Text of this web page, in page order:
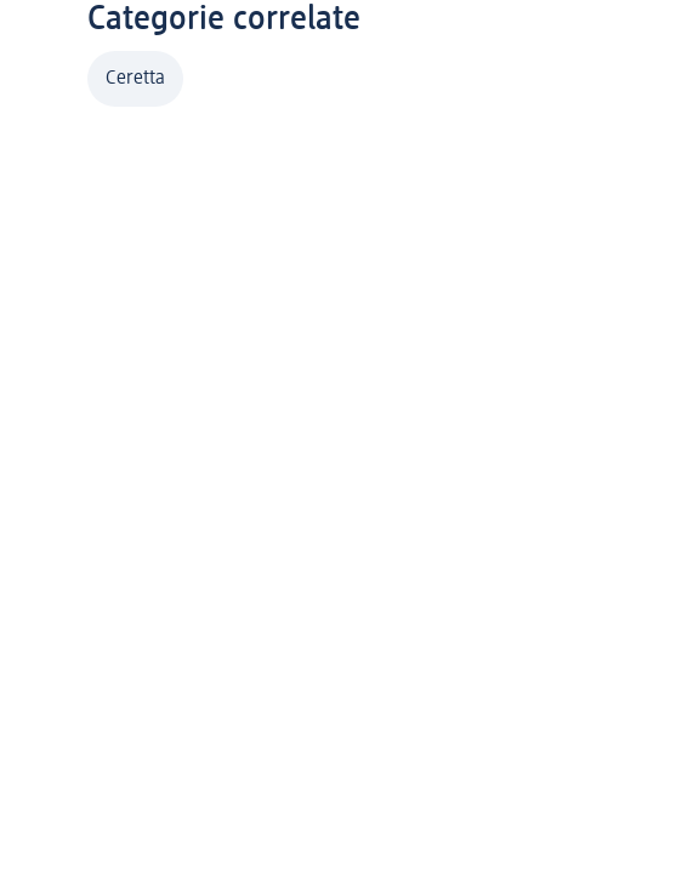
Categorie correlate
Ceretta